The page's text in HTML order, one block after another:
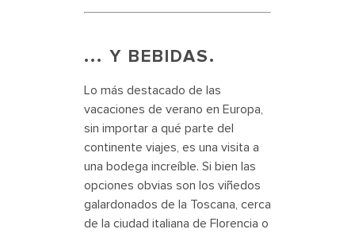
... Y BEBIDAS.
Lo más destacado de las
vacaciones de verano en Europa,
sin importar a qué parte del
continente viajes, es una visita a
una bodega increíble. Si bien las
opciones obvias son los viñedos
galardonados de la Toscana, cerca
de la ciudad italiana de Florencia o